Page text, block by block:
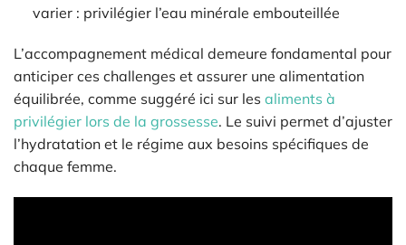
varier : privilégier l’eau minérale embouteillée
L’accompagnement médical demeure fondamental pour
anticiper ces challenges et assurer une alimentation
équilibrée, comme suggéré ici sur les aliments à
privilégier lors de la grossesse. Le suivi permet d’ajuster
l’hydratation et le régime aux besoins spécifiques de
chaque femme.